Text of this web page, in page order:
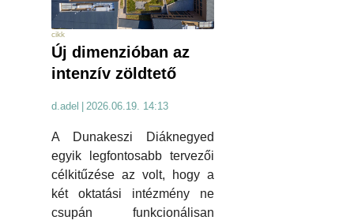
cikk
Új dimenzióban az
intenzív zöldtető
d.adel 2026.06.19. 14:13
A Dunakeszi Diáknegyed
egyik legfontosabb tervezői
célkitűzése az volt, hogy a
két oktatási intézmény ne
csupán funkcionálisan